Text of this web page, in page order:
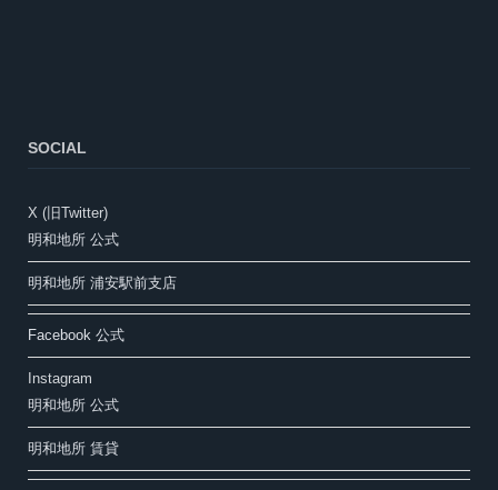
SOCIAL
X (旧Twitter)
明和地所 公式
明和地所 浦安駅前支店
Facebook 公式
Instagram
明和地所 公式
明和地所 賃貸